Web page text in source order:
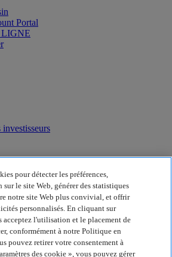
Portal
de l'entreprise
du produit
pour détecter les préférences,
le site Web, générer des statistiques
notre site Web plus convivial, et offrir
personnalisés. En cliquant sur
acceptez l'utilisation et le placement de
conformément à notre Politique en
pouvez retirer votre consentement à
des cookie », vous pouvez gérer